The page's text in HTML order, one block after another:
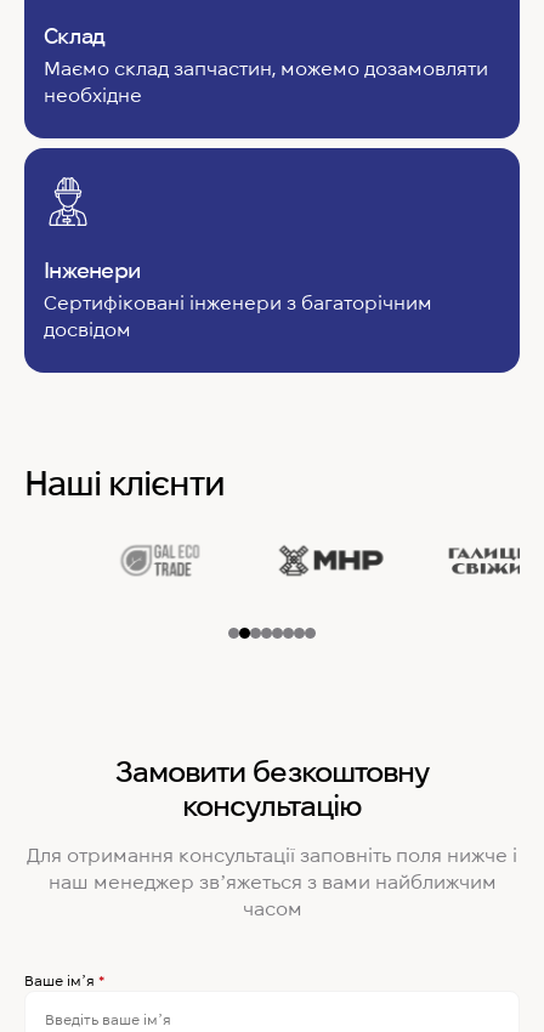
Склад
Маємо склад запчастин, можемо дозамовляти
необхідне
Інженери
Сертифіковані інженери з багаторічним
досвідом
Наші клієнти
Замовити безкоштовну
консультацію
Для отримання консультації заповніть поля нижче і
наш менеджер звʼяжеться з вами найближчим
часом
Ваше імʼя *